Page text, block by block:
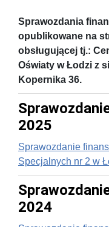
Sprawozdania
opublikowane na
obsługującej tj.:
Oświaty w Łodzi z
Kopernika 36.
2025
Sprawozdanie
Specjalnych nr 2 w
2024